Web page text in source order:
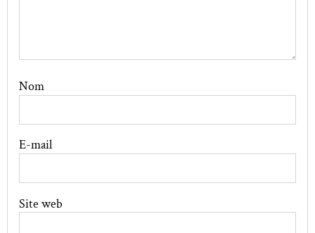
Nom
E-mail
Site web